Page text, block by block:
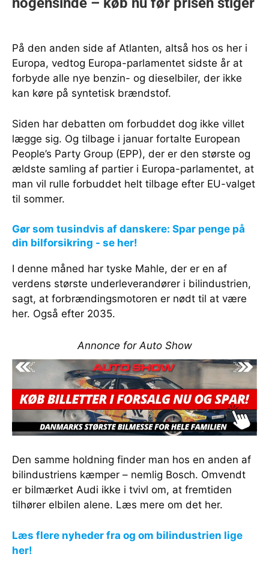
På den anden side af Atlanten, altså hos os her i
Europa, vedtog Europa-parlamentet sidste år at
forbyde alle nye benzin- og dieselbiler, der ikke
kan køre på syntetisk brændstof.
Siden har debatten om forbuddet dog ikke villet
lægge sig. Og tilbage i januar fortalte European
People’s Party Group (EPP), der er den største og
ældste samling af partier i Europa-parlamentet, at
man vil rulle forbuddet helt tilbage efter EU-valget
til sommer.
Gør som tusindvis af danskere: Spar penge på
din bilforsikring - se her!
I denne måned har tyske Mahle, der er en af
verdens største underleverandører i bilindustrien,
sagt, at forbrændingsmotoren er nødt til at være
her. Også efter 2035.
Annonce for Auto Show
Den samme holdning finder man hos en anden af
bilindustriens kæmper – nemlig Bosch. Omvendt
er bilmærket Audi ikke i tvivl om, at fremtiden
tilhører elbilen alene. Læs mere om det her.
Læs flere nyheder fra og om bilindustrien lige
her!